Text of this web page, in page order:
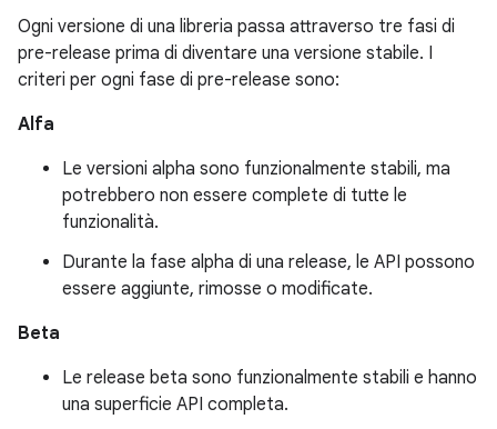
Ogni versione di una libreria passa attraverso tre fasi di
pre-release prima di diventare una versione stabile. I
criteri per ogni fase di pre-release sono:
Alfa
Le versioni alpha sono funzionalmente stabili, ma
potrebbero non essere complete di tutte le
funzionalità.
Durante la fase alpha di una release, le API possono
essere aggiunte, rimosse o modificate.
Beta
Le release beta sono funzionalmente stabili e hanno
una superficie API completa.